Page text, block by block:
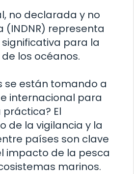
no declarada y no
representa
para la
los océanos.
se están tomando a
internacional para
El
de la vigilancia y la
países son clave
impacto de la pesca
marinos.